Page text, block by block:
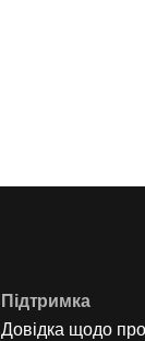
Підтримка
Довідка щодо